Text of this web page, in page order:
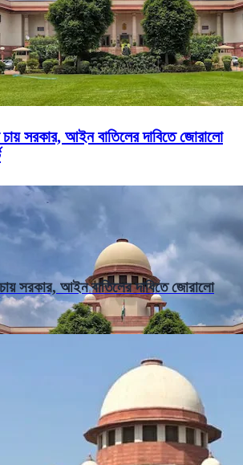
সরকার, আইন বাতিলের দাবিতে জোরালো
সরকার, আইন বাতিলের দাবিতে জোরালো